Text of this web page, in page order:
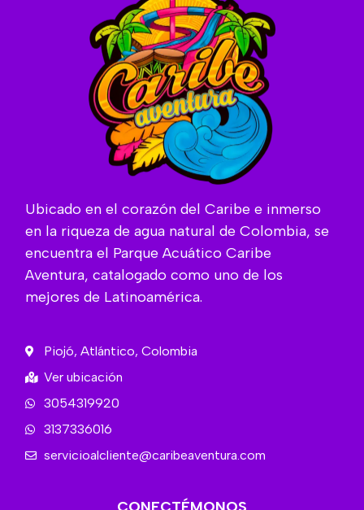
Ubicado en el corazón del Caribe e inmerso
en la riqueza de agua natural de Colombia, se
encuentra el Parque Acuático Caribe
Aventura, catalogado como uno de los
mejores de Latinoamérica.
Piojó, Atlántico, Colombia
Ver ubicación
3054319920
3137336016
servicioalcliente@caribeaventura.com